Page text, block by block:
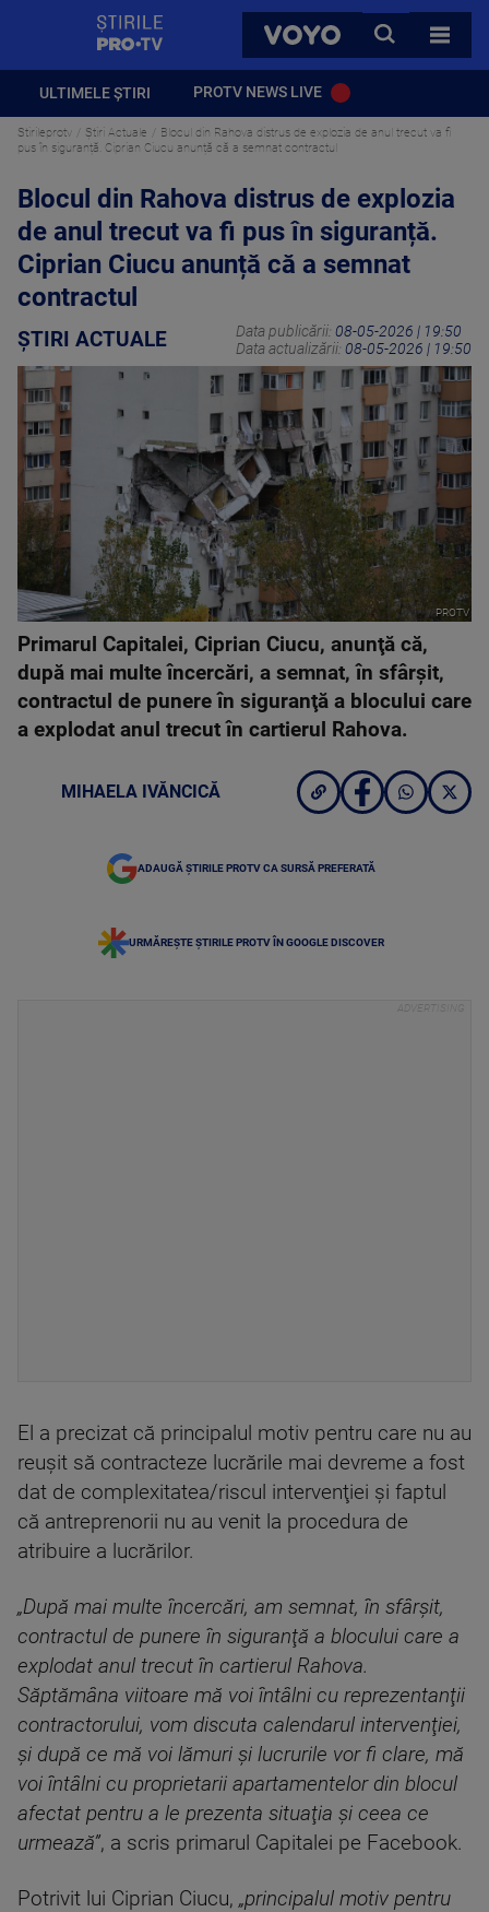
VOYO
CAUTA
TOATE
ULTIMELE ȘTIRI PROTV NEWS LIVE
Stirileprotv Știri Actuale
Blocul din Rahova distrus de explozia de anul trecut va fi
pus în siguranță. Ciprian Ciucu anunță că a semnat contractul
Blocul din Rahova distrus de explozia
de anul trecut va fi pus în siguranță.
Ciprian Ciucu anunță că a semnat
contractul
ȘTIRI ACTUALE Data publicării: 08-05-2026 | 19:50
Data actualizării: 08-05-2026 | 19:50
PROTV
Primarul Capitalei, Ciprian Ciucu, anunţă că,
după mai multe încercări, a semnat, în sfârşit,
contractul de punere în siguranţă a blocului care
a explodat anul trecut în cartierul Rahova.
MIHAELA IVĂNCICĂ
ADAUGĂ ȘTIRILE PROTV CA SURSĂ PREFERATĂ
URMĂREȘTE ȘTIRILE PROTV ÎN GOOGLE DISCOVER
El a precizat că principalul motiv pentru care nu au
reuşit să contracteze lucrările mai devreme a fost
dat de complexitatea/riscul intervenţiei şi faptul
că antreprenorii nu au venit la procedura de
atribuire a lucrărilor.
„După mai multe încercări, am semnat, în sfârşit,
contractul de punere în siguranţă a blocului care a
explodat anul trecut în cartierul Rahova.
Săptămâna viitoare mă voi întâlni cu reprezentanţii
contractorului, vom discuta calendarul intervenţiei,
şi după ce mă voi lămuri şi lucrurile vor fi clare, mă
voi întâlni cu proprietarii apartamentelor din blocul
afectat pentru a le prezenta situaţia şi ceea ce
urmează”, a scris primarul Capitalei pe Facebook.
Potrivit lui Ciprian Ciucu, „principalul motiv pentru